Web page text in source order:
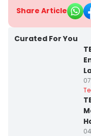
Share Article
Curated For You